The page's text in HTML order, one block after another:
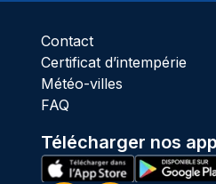
Contact
Certificat d’intempérie
Météo-villes
FAQ
Télécharger nos